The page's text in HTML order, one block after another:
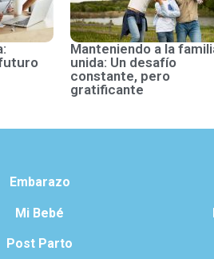
Manteniendo a la
unida: Un desafío
constante, pero
gratificante
Embarazo
Mi Bebé
Post Parto